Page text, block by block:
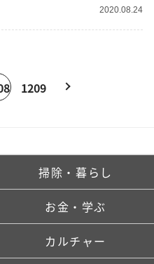
2020.08.24
1209
掃除・暮らし
お金・学ぶ
カルチャー